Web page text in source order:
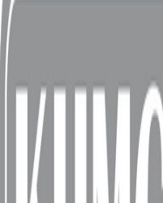
5 emisoras
LIVE
KUSG
32k